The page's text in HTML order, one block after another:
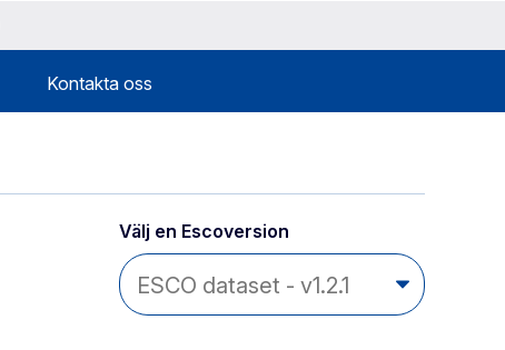
Kontakta oss
Välj en Escoversion